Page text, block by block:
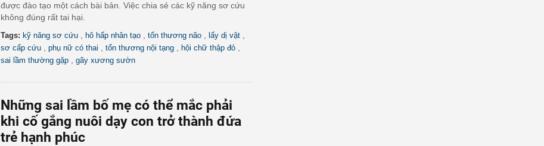
được đào tạo một cách bài bản. Việc chia sẻ các kỹ năng sơ cứu
không đúng rất tai hại.
Tags: kỹ năng sơ cứu hô hấp nhân tạo tổn thương não lấy dị vật
sơ cấp cứu phụ nữ có thai tổn thương nội tạng hội chữ thập đỏ
sai lầm thường gặp gãy xương sườn
Những sai lầm bố mẹ có thể mắc phải
khi cố gắng nuôi dạy con trở thành đứa
trẻ hạnh phúc